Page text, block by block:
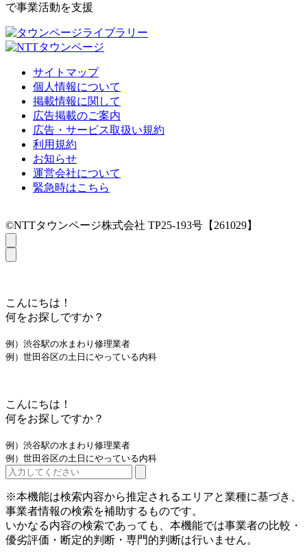
で事業活動を支援
サイトマップ
個人情報について
掲載情報に関して
広告掲載のご案内
広告・サービス取扱い規約
利用規約
お知らせ
運営会社について
緊急時はこちら
©NTTタウンページ株式会社 TP25-193号【261029】
こんにちは！
何をお探しですか？
例）渋谷駅の水まわり修理業者
例）世田谷区の土日にやっている内科
こんにちは！
何をお探しですか？
例）渋谷駅の水まわり修理業者
例）世田谷区の土日にやっている内科
※本機能は検索内容から推定されるエリアと業種に基づき、
事業者情報の検索を補助するものです。
いかなる内容の検索であっても、本機能では事業者の比較・
優劣評価・断定的判断・専門的判断は行いません。